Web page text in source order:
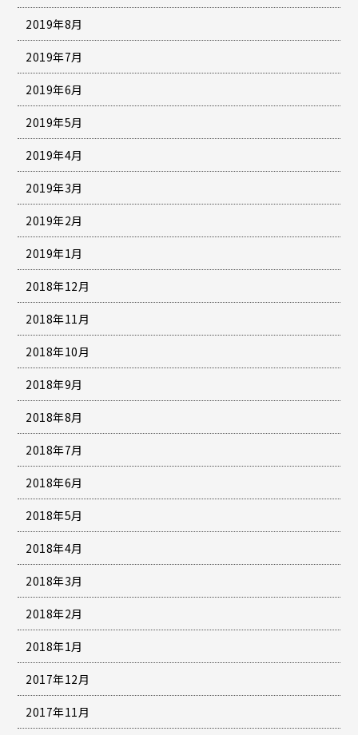
2019年8月
2019年7月
2019年6月
2019年5月
2019年4月
2019年3月
2019年2月
2019年1月
2018年12月
2018年11月
2018年10月
2018年9月
2018年8月
2018年7月
2018年6月
2018年5月
2018年4月
2018年3月
2018年2月
2018年1月
2017年12月
2017年11月